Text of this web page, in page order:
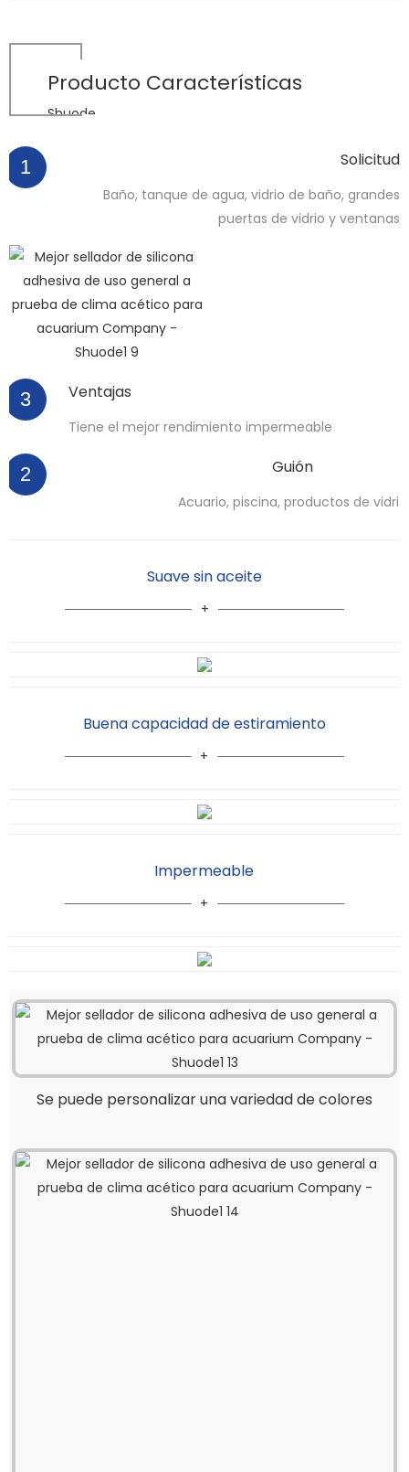
Producto Características
Shuode
1 Solicitud
Baño, tanque de agua, vidrio de baño, grandes
puertas de vidrio y ventanas
3 Ventajas
Tiene el mejor rendimiento impermeable
2 Guión
Acuario, piscina, productos de vidrio
Suave sin aceite
Impermeable
Buena capacidad de estiramiento
Se puede personalizar una variedad de colores